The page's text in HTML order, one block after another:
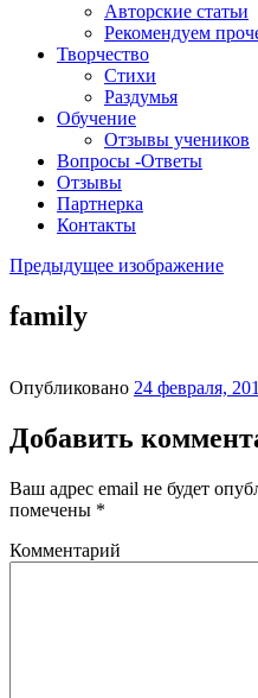
Авторские статьи
Рекомендуем
Творчество
Стихи
Раздумья
Обучение
Отзывы учеников
Вопросы -Ответы
Отзывы
Партнерка
Контакты
Предыдущее изображение
family
Опубликовано 24 февраля,
Добавить
Ваш адрес email не будет
помечены *
Комментарий